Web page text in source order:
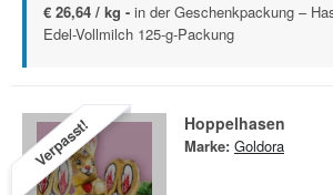
€ 26,64 / kg - in der Geschenkpackung –
Edel-Vollmilch 125-g-Packung
Verpasst! Hoppelhasen
Marke: Goldora